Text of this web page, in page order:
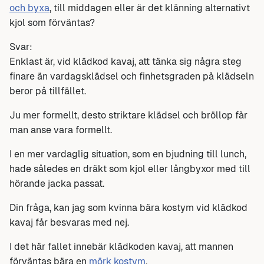
och byxa, till middagen eller är det klänning alternativt
kjol som förväntas?
Svar:
Enklast är, vid klädkod kavaj, att tänka sig några steg
finare än vardagsklädsel och finhetsgraden på klädseln
beror på tillfället.
Ju mer formellt, desto striktare klädsel och bröllop får
man anse vara formellt.
I en mer vardaglig situation, som en bjudning till lunch,
hade således en dräkt som kjol eller långbyxor med till
hörande jacka passat.
Din fråga, kan jag som kvinna bära kostym vid klädkod
kavaj får besvaras med nej.
I det här fallet innebär klädkoden kavaj, att mannen
förväntas bära en mörk kostym.